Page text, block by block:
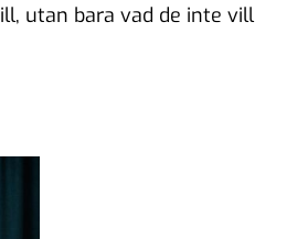
utan bara vad de inte vill